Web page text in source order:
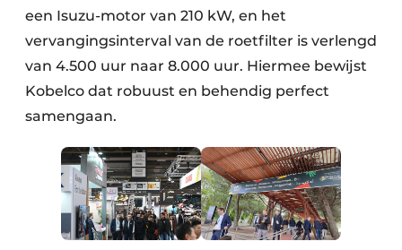
een Isuzu-motor van 210 kW, en het
vervangingsinterval van de roetfilter is verlengd
van 4.500 uur naar 8.000 uur. Hiermee bewijst
Kobelco dat robuust en behendig perfect
samengaan.